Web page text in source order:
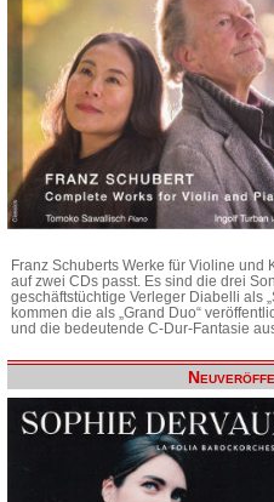
Franz Schuberts Werke für Violine
auf zwei CDs passt. Es sind die drei
geschäftstüchtige Verleger Diabelli als
kommen die als „Grand Duo“
und die bedeutende C-Dur-Fantasie